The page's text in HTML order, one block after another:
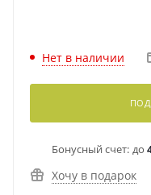
Нет в наличии
Бонусный счет: до
Хочу в подарок